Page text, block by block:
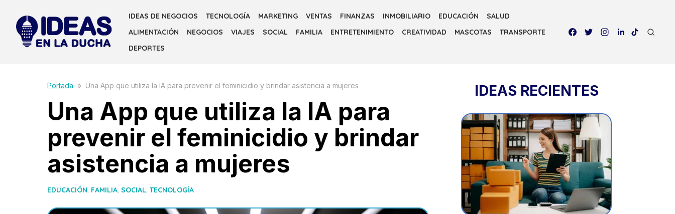
content
IDEAS DE NEGOCIOS TECNOLOGÍA MARKETING VENTAS FINANZAS INMOBILIARIO EDUCACIÓN
SALUD
ALIMENTACIÓN
NEGOCIOS VIAJES SOCIAL FAMILIA ENTRETENIMIENTO CREATIVIDAD MASCOTAS
TRANSPORTE
DEPORTES
Portada » Una App que utiliza la IA para prevenir el feminicidio y brindar asistencia a mujeres
Una App que utiliza la IA para
prevenir el feminicidio y brindar
asistencia a mujeres
EDUCACIÓN, FAMILIA, SOCIAL, TECNOLOGÍA
IDEAS RECIENTES